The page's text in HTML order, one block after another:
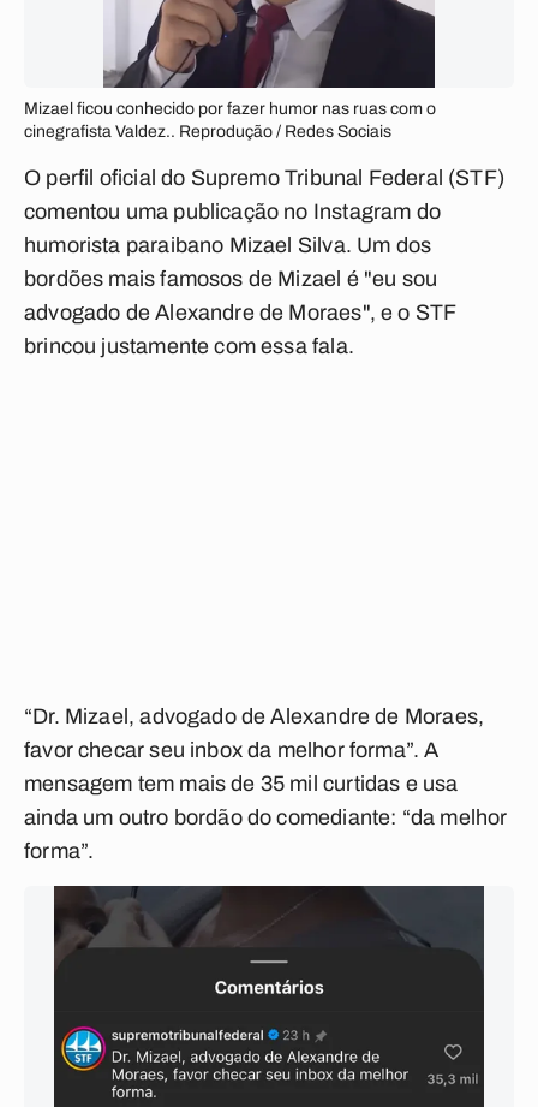
Mizael ficou conhecido por fazer humor nas ruas com o
cinegrafista Valdez.. Reprodução / Redes Sociais
O perfil oficial do Supremo Tribunal Federal (STF)
comentou uma publicação no Instagram do
humorista paraibano Mizael Silva. Um dos
bordões mais famosos de Mizael é "eu sou
advogado de Alexandre de Moraes", e o STF
brincou justamente com essa fala.
“Dr. Mizael, advogado de Alexandre de Moraes,
favor checar seu inbox da melhor forma”. A
mensagem tem mais de 35 mil curtidas e usa
ainda um outro bordão do comediante: “da melhor
forma”.